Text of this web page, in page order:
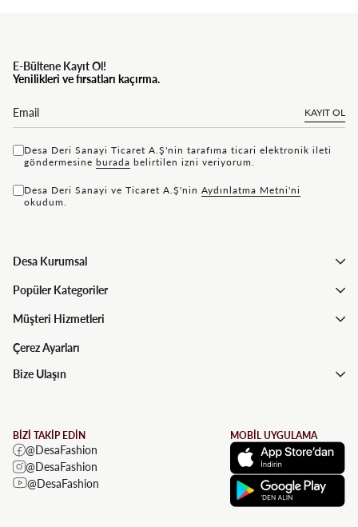
E-Bültene Kayıt Ol!
Yenilikleri ve fırsatları kaçırma.
KAYIT OL
Desa Deri Sanayi Ticaret A.Ş'nin tarafıma ticari elektronik ileti
göndermesine bu rada belirtilen izni veriyorum.
Desa Deri Sanayi ve Ticaret A.Ş'nin Aydınlatma Metni'ni
okudum.
Desa Kurumsal
Popüler Kategoriler
Müşteri Hizmetleri
Çerez Ayarları
Bize Ulaşın
BİZİ TAKİP EDİN
@DesaFashion
@DesaFashion
@DesaFashion
MOBİL UYGULAMA